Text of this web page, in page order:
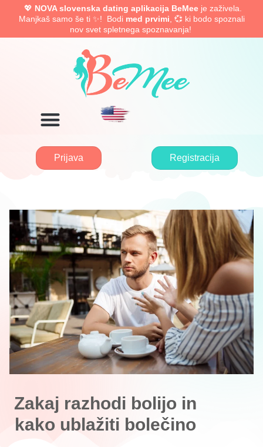
💖 NOVA slovenska dating aplikacija BeMeeje zaživela.
Manjkaš samo še ti ✨! Bodi med prvimi , 💞 ki bodo spoznali
nov svet spletnega spoznavanja!
Prijava Registracija
Zakaj razhodi bolijo in
kako ublažiti bolečino